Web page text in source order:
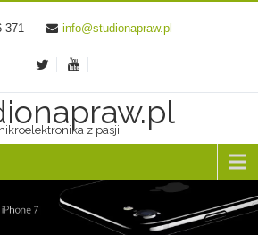
371 info@studionapraw.pl
z pasji.